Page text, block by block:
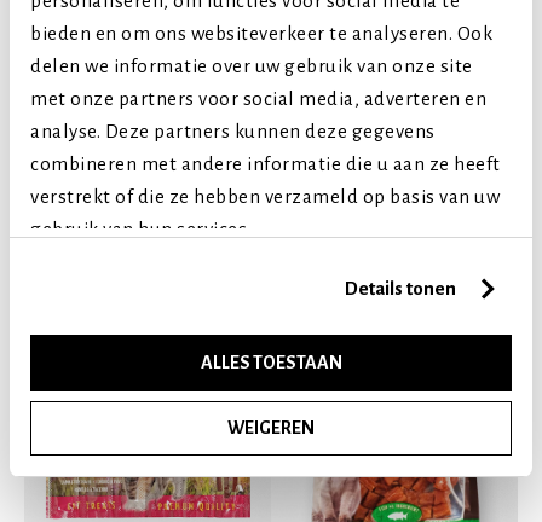
bieden en om ons websiteverkeer te analyseren. Ook
delen we informatie over uw gebruik van onze site
met onze partners voor social media, adverteren en
analyse. Deze partners kunnen deze gegevens
combineren met andere informatie die u aan ze heeft
verstrekt of die ze hebben verzameld op basis van uw
gebruik van hun services.
Details tonen
ALLES TOESTAAN
WEIGEREN
Levensfase
Senior (8+ jaar)
Vergelijkbare producten